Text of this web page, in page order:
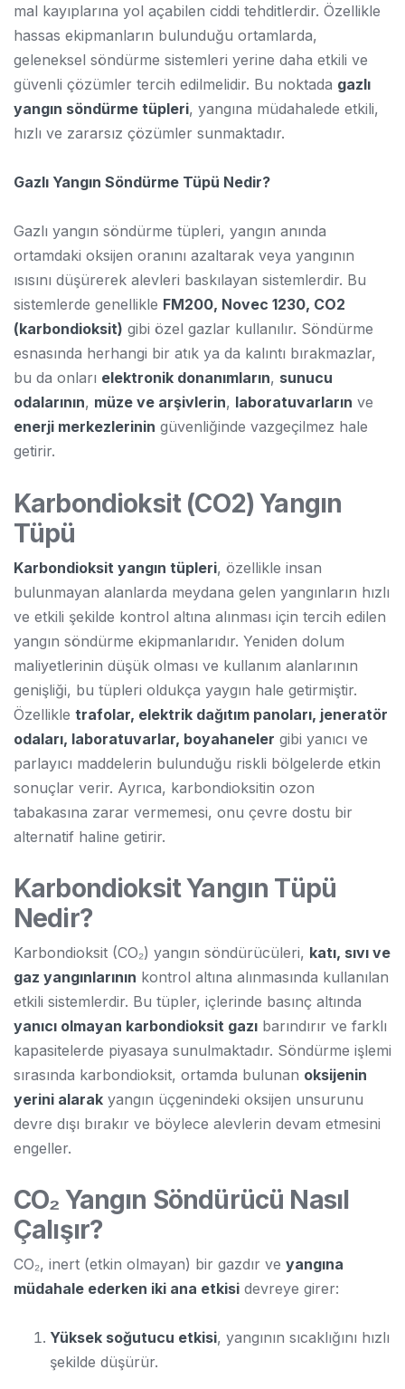
mal kayıplarına yol açabilen ciddi tehditlerdir. Özellikle
hassas ekipmanların bulunduğu ortamlarda,
geleneksel söndürme sistemleri yerine daha etkili ve
güvenli çözümler tercih edilmelidir. Bu noktada gazlı
yangın söndürme tüpleri, yangına müdahalede etkili,
hızlı ve zararsız çözümler sunmaktadır.
Gazlı Yangın Söndürme Tüpü Nedir?
Gazlı yangın söndürme tüpleri, yangın anında
ortamdaki oksijen oranını azaltarak veya yangının
ısısını düşürerek alevleri baskılayan sistemlerdir. Bu
sistemlerde genellikle FM200, Novec 1230, CO2
(karbondioksit) gibi özel gazlar kullanılır. Söndürme
esnasında herhangi bir atık ya da kalıntı bırakmazlar,
bu da onları elektronik donanımların, sunucu
odalarının, müze ve arşivlerin, laboratuvarların ve
enerji merkezlerinin güvenliğinde vazgeçilmez hale
getirir.
Karbondioksit (CO2) Yangın
Tüpü
Karbondioksit yangın tüpleri, özellikle insan
bulunmayan alanlarda meydana gelen yangınların hızlı
ve etkili şekilde kontrol altına alınması için tercih edilen
yangın söndürme ekipmanlarıdır. Yeniden dolum
maliyetlerinin düşük olması ve kullanım alanlarının
genişliği, bu tüpleri oldukça yaygın hale getirmiştir.
Özellikle trafolar, elektrik dağıtım panoları, jeneratör
odaları, laboratuvarlar, boyahaneler gibi yanıcı ve
parlayıcı maddelerin bulunduğu riskli bölgelerde etkin
sonuçlar verir. Ayrıca, karbondioksitin ozon
tabakasına zarar vermemesi, onu çevre dostu bir
alternatif haline getirir.
Karbondioksit Yangın Tüpü
Nedir?
Karbondioksit (CO₂) yangın söndürücüleri, katı, sıvı ve
gaz yangınlarının kontrol altına alınmasında kullanılan
etkili sistemlerdir. Bu tüpler, içlerinde basınç altında
yanıcı olmayan karbondioksit gazı barındırır ve farklı
kapasitelerde piyasaya sunulmaktadır. Söndürme işlemi
sırasında karbondioksit, ortamda bulunan oksijenin
yerini alarak yangın üçgenindeki oksijen unsurunu
devre dışı bırakır ve böylece alevlerin devam etmesini
engeller.
CO₂ Yangın Söndürücü Nasıl
Çalışır?
CO₂, inert (etkin olmayan) bir gazdır ve yangına
müdahale ederken iki ana etkisi devreye girer:
Yüksek soğutucu etkisi, yangının sıcaklığını hızlı
şekilde düşürür.